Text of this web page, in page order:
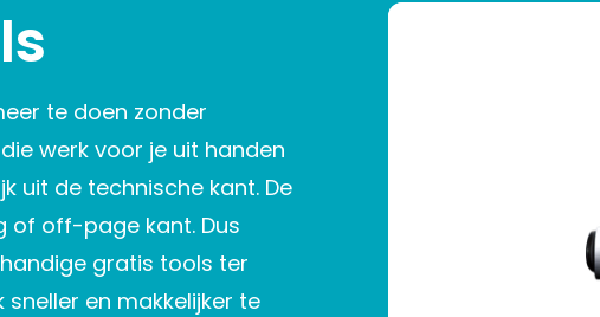
te doen zonder
werk voor je uit handen
uit de technische kant. De
of off-page kant. Dus
gratis tools ter
en makkelijker te